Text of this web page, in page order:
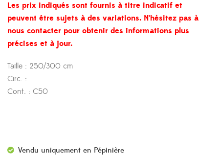
Les prix indiqués sont fournis à titre indicatif et
peuvent être sujets à des variations. N’hésitez pas à
nous contacter pour obtenir des informations plus
précises et à jour.
Taille : 250/300 cm
Circ. : –
Cont. : C50
Vendu uniquement en Pépinière